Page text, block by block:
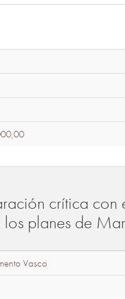
crítica con
planes de
Vasco